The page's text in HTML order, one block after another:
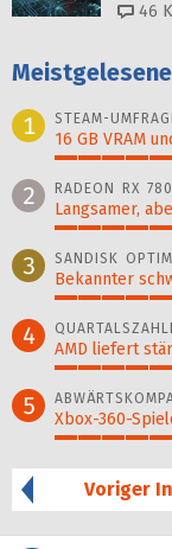
46
1
STEAM-
16 GB VRAM
100%
2 RADEON RX
Langsamer,
97%
3 SANDISK
Bekannter
95%
4 AMD liefert
70%
5 Xbox-360-
55%
Voriger